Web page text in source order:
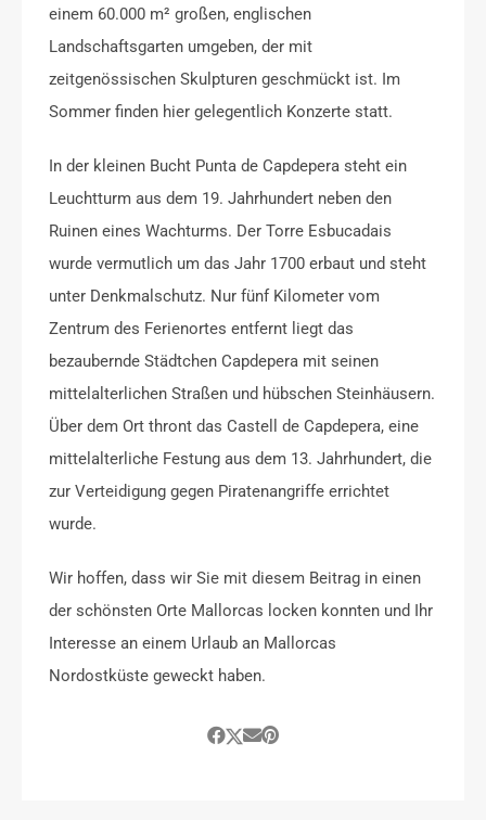
einem 60.000 m² großen, englischen
Landschaftsgarten umgeben, der mit
zeitgenössischen Skulpturen geschmückt ist. Im
Sommer finden hier gelegentlich Konzerte statt.
In der kleinen Bucht Punta de Capdepera steht ein
Leuchtturm aus dem 19. Jahrhundert neben den
Ruinen eines Wachturms. Der Torre Esbucadais
wurde vermutlich um das Jahr 1700 erbaut und steht
unter Denkmalschutz. Nur fünf Kilometer vom
Zentrum des Ferienortes entfernt liegt das
bezaubernde Städtchen Capdepera mit seinen
mittelalterlichen Straßen und hübschen Steinhäusern.
Über dem Ort thront das Castell de Capdepera, eine
mittelalterliche Festung aus dem 13. Jahrhundert, die
zur Verteidigung gegen Piratenangriffe errichtet
wurde.
Wir hoffen, dass wir Sie mit diesem Beitrag in einen
der schönsten Orte Mallorcas locken konnten und Ihr
Interesse an einem Urlaub an Mallorcas
Nordostküste geweckt haben.